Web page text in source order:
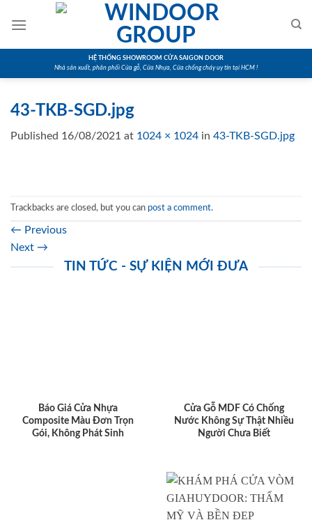
HỆ THỐNG SHOWROOM CỬA SAIGON DOOR
Nhà sản xuất, phân phối Cửa gỗ, Cửa Nhựa, Cửa chống cháy uy tín tại HCM !
43-TKB-SGD.jpg
Published 16/08/2021 at 1024 × 1024 in 43-TKB-SGD.jpg
Trackbacks are closed, but you can post a comment.
← Previous
Next →
TIN TỨC - SỰ KIỆN MỚI ĐƯA
Báo Giá Cửa Nhựa
Composite Màu Đơn Trọn
Gói, Không Phát Sinh
Cửa Gỗ MDF Có Chống
Nước Không Sự Thật Nhiều
Người Chưa Biết